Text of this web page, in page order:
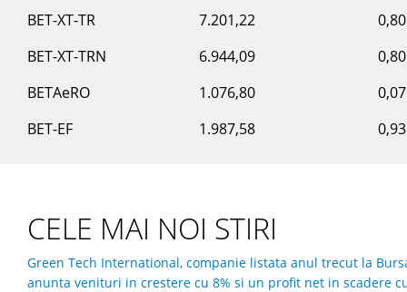
BET-XT-TR
7.201,22
BET-XT-TRN
6.944,09
BETAeRO
1.076,80
BET-EF
1.987,58
CELE MAI NOI STIRI
Green Tech International, companie listata anul trecut la
anunta venituri in crestere cu 8% si un profit net in scadere